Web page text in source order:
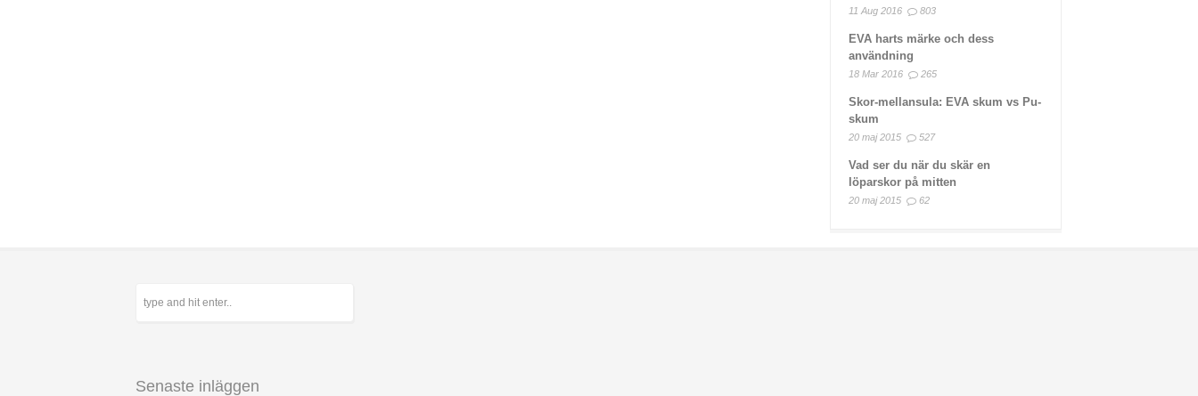
11 Aug 2016 803
EVA harts märke och dess
användning
18 Mar 2016 265
Skor-mellansula: EVA skum vs Pu-
skum
20 maj 2015 527
Vad ser du när du skär en
löparskor på mitten
20 maj 2015 62
Senaste inläggen